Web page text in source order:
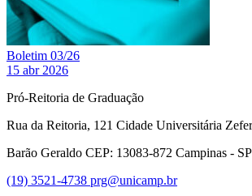
Boletim 03/26
15 abr 2026
Pró-Reitoria de Graduação
Rua da Reitoria, 121 Cidade Universitária
Barão Geraldo CEP: 13083-872 Campinas -
(19) 3521-4738 prg@unicamp.br